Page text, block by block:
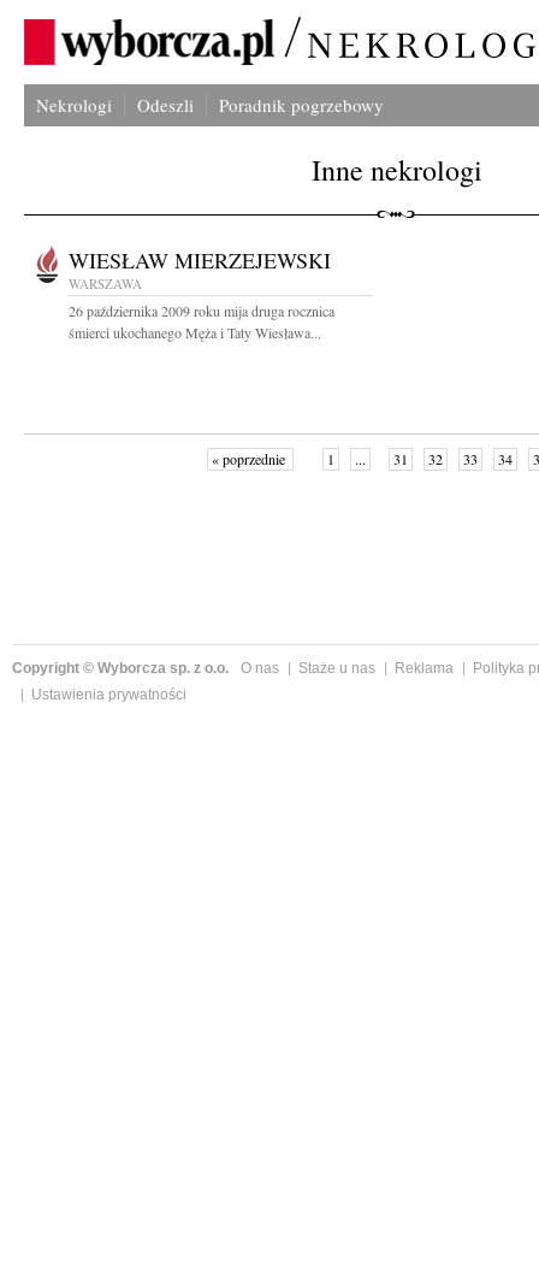
Nekrologi Odeszli Poradnik pogrzebowy
Inne nekrologi
WIESŁAW MIERZEJEWSKI
WARSZAWA
26 października 2009 roku mija druga rocznica
śmierci ukochanego Męża i Taty Wiesława...
« poprzednie 1 ... 31 32 33 34
Copyright © Wyborcza sp. z o.o. O nas Staże u nas Reklama
Polityka
Ustawienia prywatności